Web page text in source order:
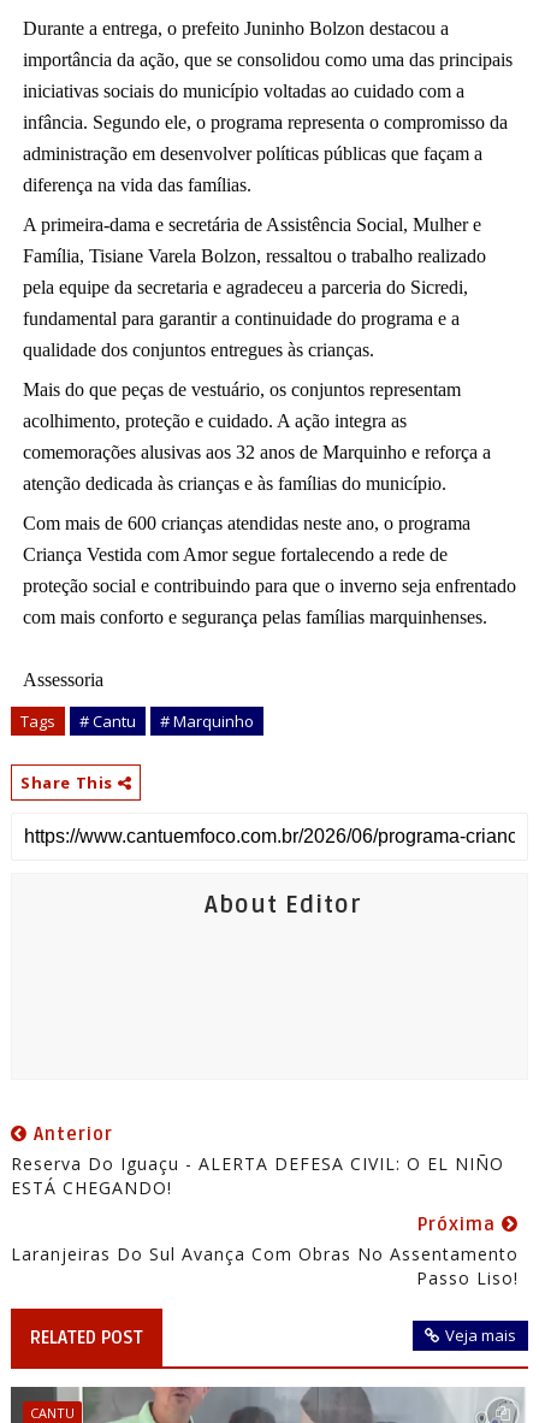
Durante a entrega, o prefeito Juninho Bolzon destacou a
importância da ação, que se consolidou como uma das principais
iniciativas sociais do município voltadas ao cuidado com a
infância. Segundo ele, o programa representa o compromisso da
administração em desenvolver políticas públicas que façam a
diferença na vida das famílias.
A primeira-dama e secretária de Assistência Social, Mulher e
Família, Tisiane Varela Bolzon, ressaltou o trabalho realizado
pela equipe da secretaria e agradeceu a parceria do Sicredi,
fundamental para garantir a continuidade do programa e a
qualidade dos conjuntos entregues às crianças.
Mais do que peças de vestuário, os conjuntos representam
acolhimento, proteção e cuidado. A ação integra as
comemorações alusivas aos 32 anos de Marquinho e reforça a
atenção dedicada às crianças e às famílias do município.
Com mais de 600 crianças atendidas neste ano, o programa
Criança Vestida com Amor segue fortalecendo a rede de
proteção social e contribuindo para que o inverno seja enfrentado
com mais conforto e segurança pelas famílias marquinhenses.
Assessoria
Tags # Cantu # Marquinho
Share This
About Editor
Anterior
Reserva Do Iguaçu - ALERTA DEFESA CIVIL: O EL NIÑO
ESTÁ CHEGANDO!
Próxima
Laranjeiras Do Sul Avança Com Obras No Assentamento
Passo Liso!
RELATED POST Veja mais
CANTU